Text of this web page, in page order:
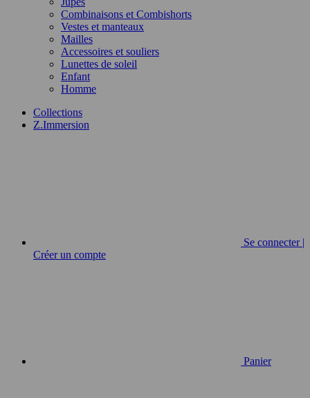
Combinaisons et Combishorts
Vestes et manteaux
Mailles
Accessoires et souliers
Lunettes de soleil
Enfant
Homme
Collections
Z.Immersion
Se connecter |
Créer un compte
Panier